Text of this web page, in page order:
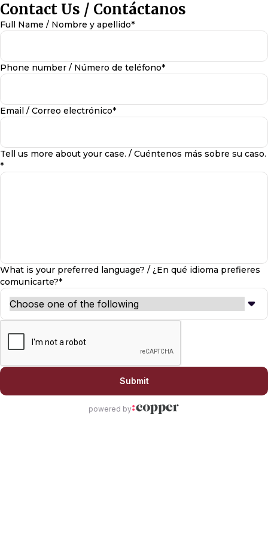
Contact Us / Contáctanos
Full Name / Nombre y apellido*
Phone number / Número de teléfono*
Email / Correo electrónico*
Tell us more about your case. / Cuéntenos más sobre su caso.
*
What is your preferred language? / ¿En qué idioma prefieres
comunicarte?*
Submit
powered by